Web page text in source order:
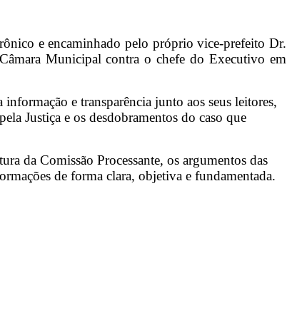
e encaminhado pelo próprio vice-prefeito Dr.
Municipal contra o chefe do Executivo em
e transparência junto aos seus leitores,
Justiça e os desdobramentos do caso que
da Comissão Processante, os argumentos das
de forma clara, objetiva e fundamentada.